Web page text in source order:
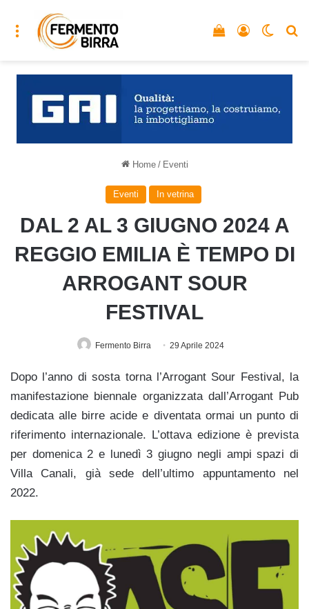
Menu Accedi
Vedi il carrello
Home / Eventi
Eventi In vetrina
DAL 2 AL 3 GIUGNO 2024 A
REGGIO EMILIA È TEMPO DI
ARROGANT SOUR
FESTIVAL
Fermento Birra 29 Aprile 2024
Dopo l’anno di sosta torna l’Arrogant Sour Festival, la
manifestazione biennale organizzata dall’Arrogant Pub
dedicata alle birre acide e diventata ormai un punto di
riferimento internazionale. L’ottava edizione è prevista
per domenica 2 e lunedì 3 giugno negli ampi spazi di
Villa Canali, già sede dell’ultimo appuntamento nel
2022.